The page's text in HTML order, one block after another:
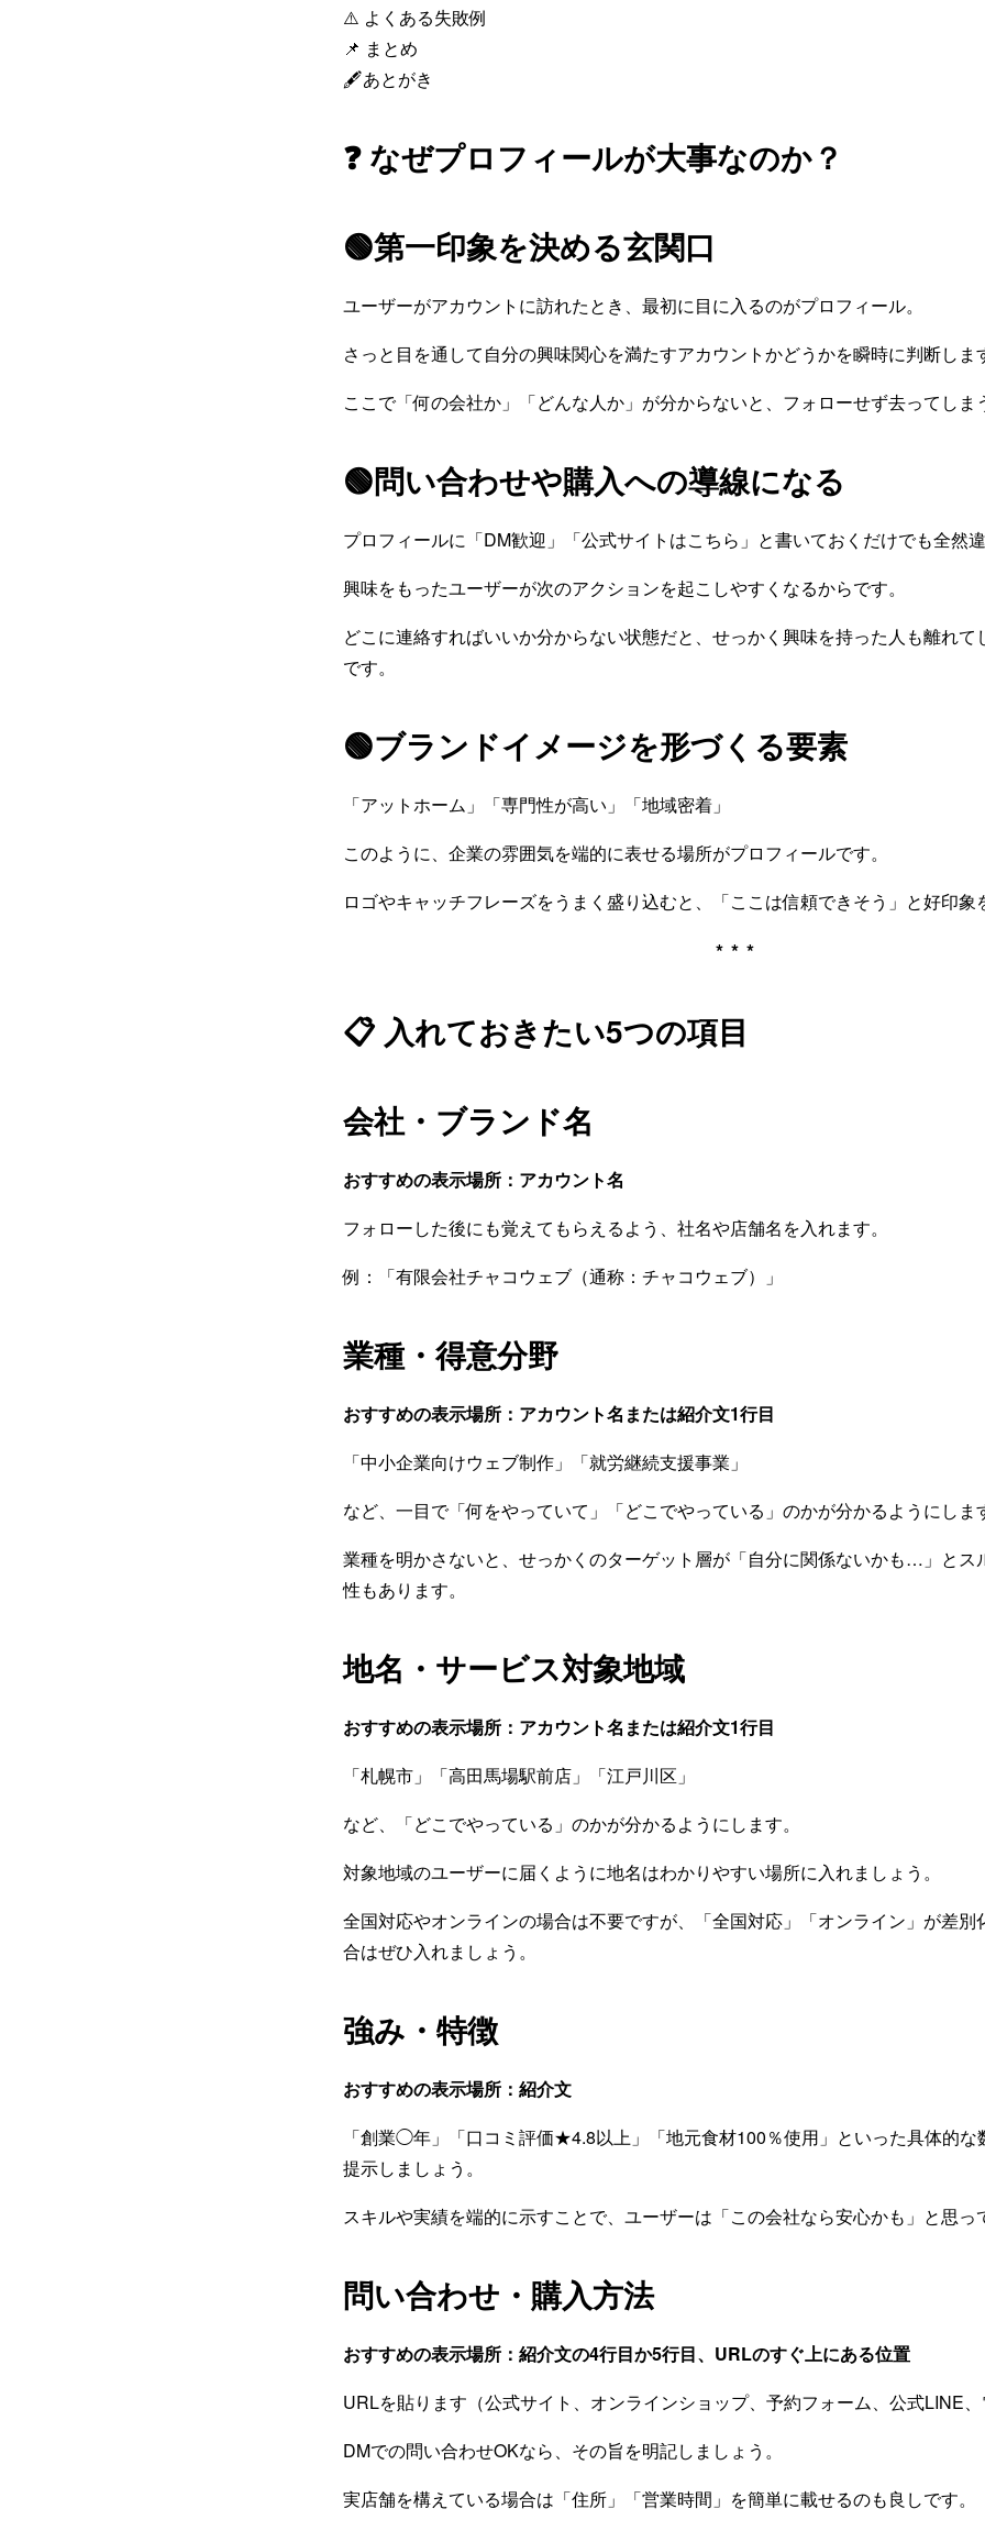
⚠️ よくある失敗例
📌 まとめ
🖋️あとがき
❓ なぜプロフィールが大事なのか？
🟢第一印象を決める玄関口
ユーザーがアカウントに訪れたとき、最初に目に入るのがプロフィール。
さっと目を通して自分の興味関心を満たすアカウントかどうかを瞬時に判断しま
ここで「何の会社か」「どんな人か」が分からないと、フォローせず去ってしま
🟢問い合わせや購入への導線になる
プロフィールに「DM歓迎」「公式サイトはこちら」と書いておくだけでも全然
興味をもったユーザーが次のアクションを起こしやすくなるからです。
どこに連絡すればいいか分からない状態だと、せっかく興味を持った人も離れて
です。
🟢ブランドイメージを形づくる要素
「アットホーム」「専門性が高い」「地域密着」
このように、企業の雰囲気を端的に表せる場所がプロフィールです。
ロゴやキャッチフレーズをうまく盛り込むと、「ここは信頼できそう」と好印象
***
📋 入れておきたい5つの項目
会社・ブランド名
おすすめの表示場所：アカウント名
フォローした後にも覚えてもらえるよう、社名や店舗名を入れます。
例：「有限会社チャコウェブ（通称：チャコウェブ）」
業種・得意分野
おすすめの表示場所：アカウント名または紹介文1行目
「中小企業向けウェブ制作」「就労継続支援事業」
など、一目で「何をやっていて」「どこでやっている」のかが分かるようにしま
業種を明かさないと、せっかくのターゲット層が「自分に関係ないかも…」とス
性もあります。
地名・サービス対象地域
おすすめの表示場所：アカウント名または紹介文1行目
「札幌市」「高田馬場駅前店」「江戸川区」
など、「どこでやっている」のかが分かるようにします。
対象地域のユーザーに届くように地名はわかりやすい場所に入れましょう。
全国対応やオンラインの場合は不要ですが、「全国対応」「オンライン」が差別
合はぜひ入れましょう。
強み・特徴
おすすめの表示場所：紹介文
「創業◯年」「口コミ評価★4.8以上」「地元食材100％使用」といった具体的な
提示しましょう。
スキルや実績を端的に示すことで、ユーザーは「この会社なら安心かも」と思っ
問い合わせ・購入方法
おすすめの表示場所：紹介文の4行目か5行目、URLのすぐ上にある位置
URLを貼ります（公式サイト、オンラインショップ、予約フォーム、公式LINE
DMでの問い合わせOKなら、その旨を明記しましょう。
実店舗を構えている場合は「住所」「営業時間」を簡単に載せるのも良しです。